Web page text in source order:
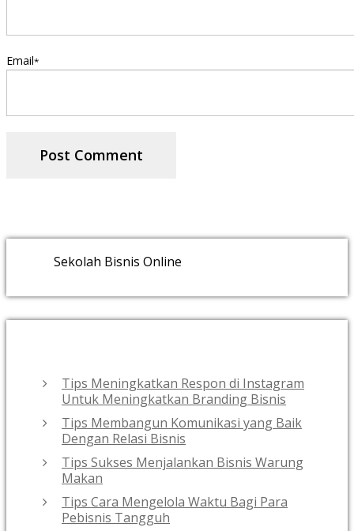
Email*
Sekolah Bisnis Online
Tips Meningkatkan Respon di Instagram
Untuk Meningkatkan Branding Bisnis
Tips Membangun Komunikasi yang Baik
Dengan Relasi Bisnis
Tips Sukses Menjalankan Bisnis Warung
Makan
Tips Cara Mengelola Waktu Bagi Para
Pebisnis Tangguh